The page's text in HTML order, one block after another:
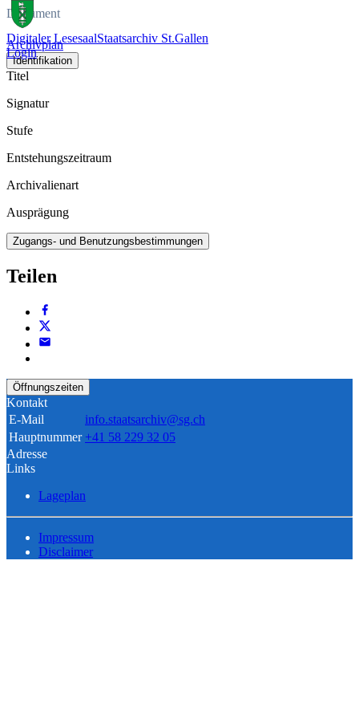
Digitaler LesesaalStaatsarchiv St.Gallen
Login
Dokument
Archivplan
Identifikation
Titel
Signatur
Stufe
Entstehungszeitraum
Archivalienart
Ausprägung
Zugangs- und Benutzungsbestimmungen
Teilen
Öffnungszeiten
Kontakt
E-Mail
info.staatsarchiv@sg.ch
Hauptnummer +41 58 229 32 05
Adresse
Links
Lageplan
Impressum
Disclaimer